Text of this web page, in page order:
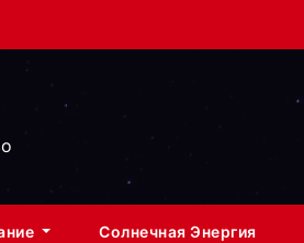
Солнечная Энергия